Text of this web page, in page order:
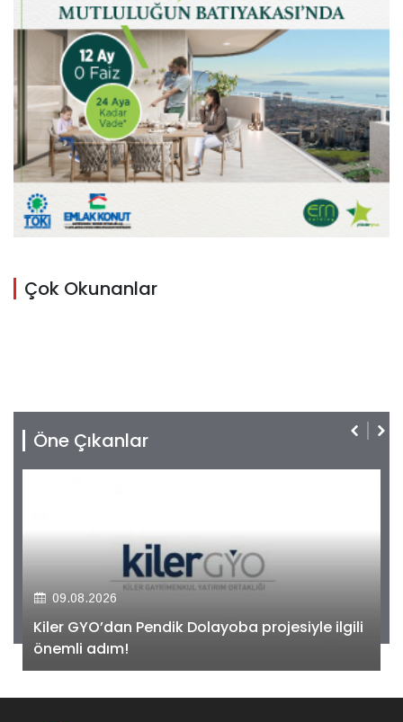
Çok Okunanlar
Öne Çıkanlar
09.08.2026
Kiler GYO’dan Pendik Dolayoba projesiyle ilgili
önemli adım!